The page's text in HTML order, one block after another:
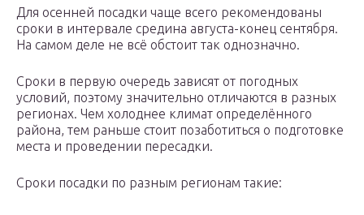
Для осенней посадки чаще всего рекомендованы
сроки в интервале средина августа-конец сентября.
На самом деле не всё обстоит так однозначно.
Сроки в первую очередь зависят от погодных
условий, поэтому значительно отличаются в разных
регионах. Чем холоднее климат определённого
района, тем раньше стоит позаботиться о подготовке
места и проведении пересадки.
Сроки посадки по разным регионам такие: